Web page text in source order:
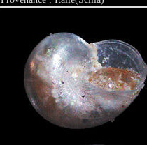
Taille : 0.90 mm